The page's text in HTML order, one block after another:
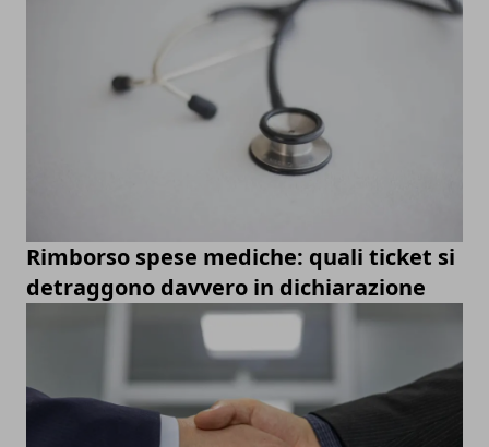
Rimborso spese mediche: quali ticket si
detraggono davvero in dichiarazione